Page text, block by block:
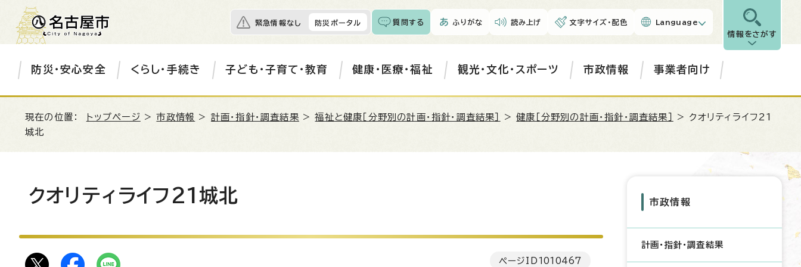
緊急情報なし 防災ポータル 質問する ふりがな 読み上げ 文字サイズ・配色 Language
情報をさがす
防災・安心安全 くらし・手続き 子ども・子育て・教育 健康・医療・福祉 観光・文化・スポーツ 市政情報 事業者向け
現在の位置： トップページ >市政情報 > 計画・指針・調査結果 >福祉と健康［分野別の計画・指針・調査結果］ >健康［分野別の計画・指針・調査結果］
> クオリティライフ21
城北
クオリティライフ21城北
ページID 1010467
市政情報
計画・指針・調査結果